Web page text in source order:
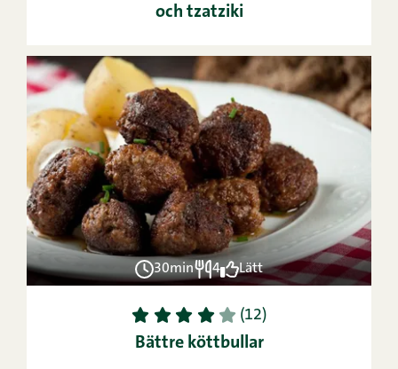
och tzatziki
30min 4 Lätt
1 2 3 4 5 (12)
Bättre köttbullar